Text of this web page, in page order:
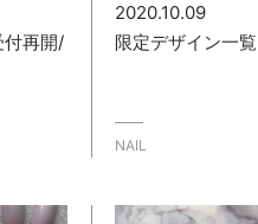
付再開/
2020.10.09
限定デザイン一覧
NAIL